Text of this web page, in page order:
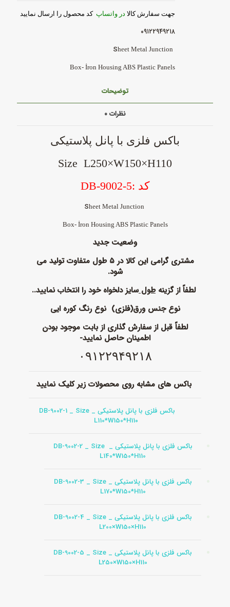
جهت سفارش کالا در واتساپکد محصول را ارسال نمایید
۰۹۱۲۲۹۴۹۲۱۸
heet Metal Junction
Box- İron Housing ABS Plastic Panels
توضیحات
نظرات۰
باکس فلزی با پانل پلاستیکی
Size L250×W150×H110
کد :DB-9002-5
heet Metal Junction
Box- İron Housing ABS Plastic Panels
وضعیت جدید
مشتری گرامی این کالا در ۵ طول متفاوت تولید می
شود.
لطفاً از گزینهطولسایز دلخواه خود را انتخاب نمایید..
نوع جنس ورق(فلزی) نوع رنگ کوره ایی
لطفاً قبل از سفارش گذاری از بابت موجود بودن
اطمینان حاصل نمایید-
۰۹۱۲۲۹۴۹۲۱۸
باکس های مشابه روی محصولات زیر کلیک نمایید
باکس فلزی با پانل پلاستیکی _ DB-9002-1 _ Size
L110*W150*H11۰
باکس فلزی با پانل پلاستیکی _ DB-9002-2 _ Size
L140*W150*H110
باکس فلزی با پانل پلاستیکی _ DB-9002-3 _ Size
L170*W150*H110
باکس فلزی با پانل پلاستیکی _ DB-9002-4 _ Size
L200×W150×H110
باکس فلزی با پانل پلاستیکی _ DB-9002-5 _ Size
L250×W150×H110